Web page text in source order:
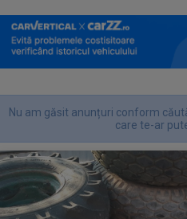
Nu am găsit anunțuri conform
care te-ar